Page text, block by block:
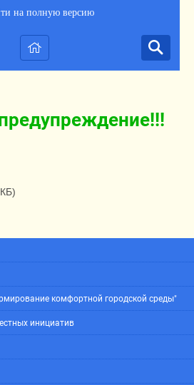
на полную версию
комфортной городской среды"
инициатив